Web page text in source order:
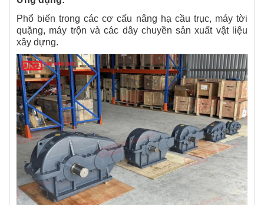
Phổ biến trong các cơ cấu nâng hạ cầu trục, máy tời
quặng, máy trộn và các dây chuyền sản xuất vật liệu
xây dựng.